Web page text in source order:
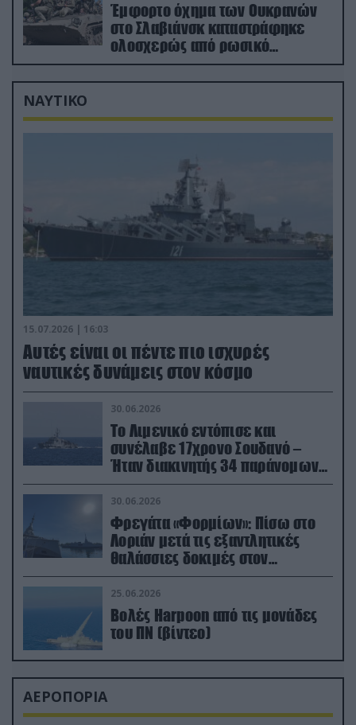
Έμφορτο όχημα των Ουκρανών
στο Σλαβιάνσκ καταστράφηκε
ολοσχερώς από ρωσικό
μαχητικό μέσα στην πόλη!
(βίντεο)
ΝΑΥΤΙΚΟ
15.07.2026 | 16:03
Aυτές είναι οι πέντε πιο ισχυρές
ναυτικές δυνάμεις στον κόσμο
30.06.2026
Το Λιμενικό εντόπισε και
συνέλαβε 17χρονο Σουδανό –
Ήταν διακινητής 34 παράνομων
μεταναστών
30.06.2026
Φρεγάτα «Φορμίων»: Πίσω στο
Λοριάν μετά τις εξαντλητικές
θαλάσσιες δοκιμές στον
απαιτητικό Βισκαϊκό
25.06.2026
Βολές Harpoon από τις μονάδες
του ΠΝ (βίντεο)
ΑΕΡΟΠΟΡΙΑ